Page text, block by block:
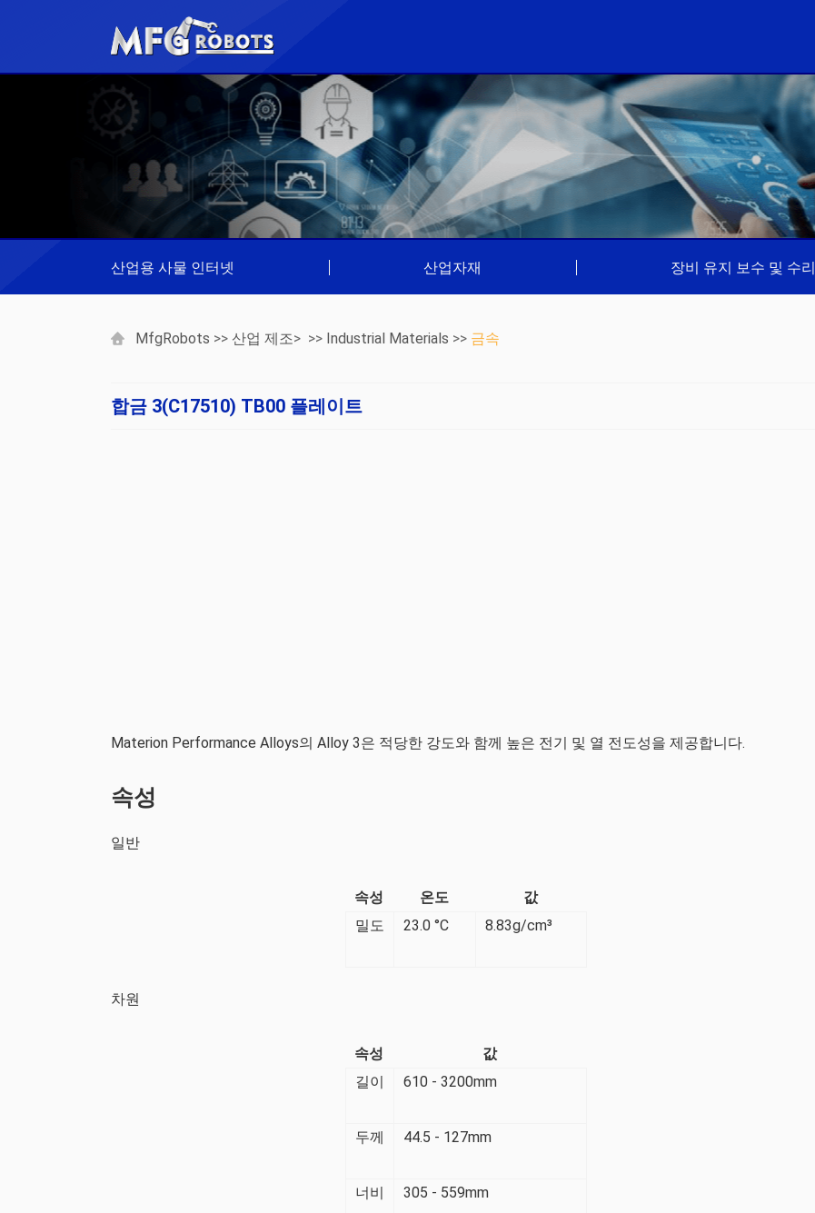
산업용 사물 인터넷 산업자재 장비 유지 보수 및 수리
MfgRobots >> 산업 제조> >> Industrial Materials >> 금속
합금 3(C17510) TB00 플레이트
Materion Performance Alloys의 Alloy 3은 적당한 강도와 함께 높은 전기 및 열 전도성을 제공합니다.
속성
일반
속성 온도
값
밀도
23.0 °C 8.83g/cm³
차원
속성
값
길이
610 - 3200mm
두께 44.5 - 127mm
너비 305 - 559mm